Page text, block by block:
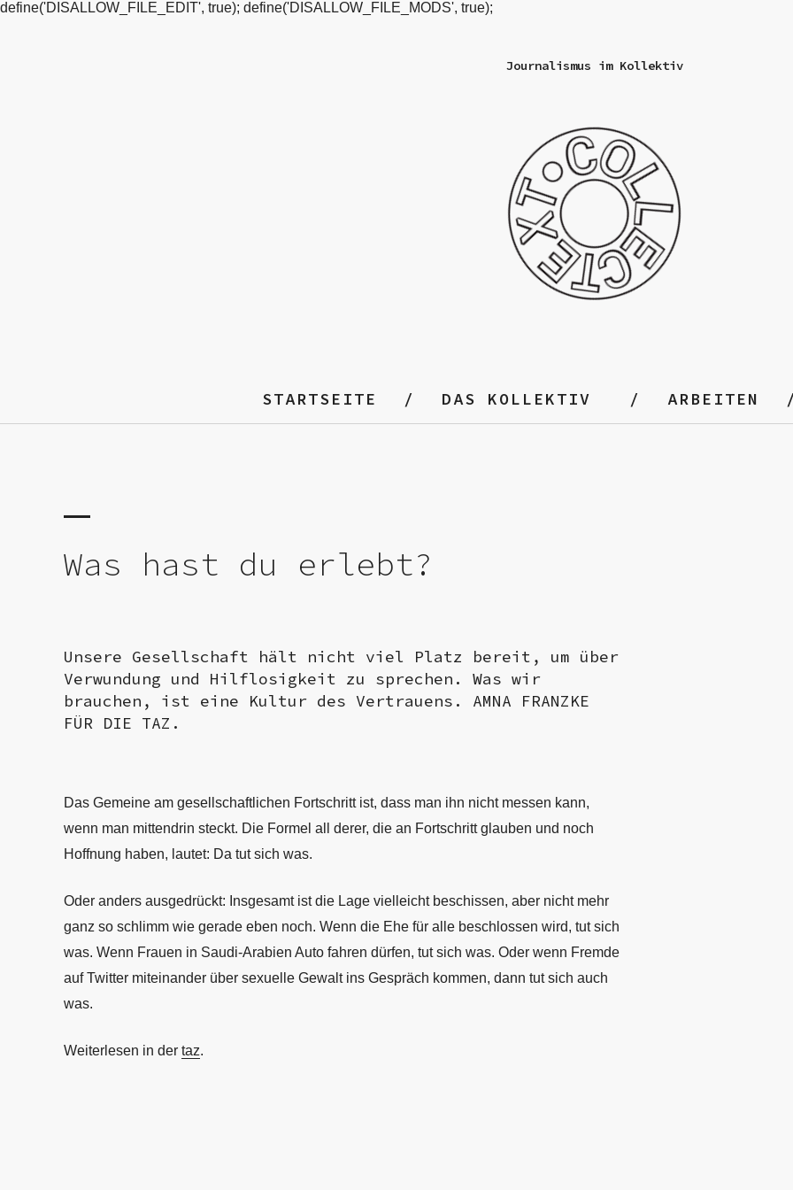
define('DISALLOW_FILE_EDIT', true); define('DISALLOW_FILE_MODS', true);
Journalismus im Kollektiv
STARTSEITE DAS KOLLEKTIV ARBEITEN
Was hast du erlebt?
Unsere Gesellschaft hält nicht viel Platz bereit, um über
Verwundung und Hilflosigkeit zu sprechen. Was wir
brauchen, ist eine Kultur des Vertrauens . AMNA FRANZKE
FÜR DIE TAZ.
Das Gemeine am gesellschaftlichen Fortschritt ist, dass man ihn nicht messen kann,
wenn man mittendrin steckt. Die Formel all derer, die an Fortschritt glauben und noch
Hoffnung haben, lautet: Da tut sich was.
Oder anders ausgedrückt: Insgesamt ist die Lage vielleicht beschissen, aber nicht mehr
ganz so schlimm wie gerade eben noch. Wenn die Ehe für alle beschlossen wird, tut sich
was. Wenn Frauen in Saudi-Arabien Auto fahren dürfen, tut sich was. Oder wenn Fremde
auf Twitter miteinander über sexuelle Gewalt ins Gespräch kommen, dann tut sich auch
was.
Weiterlesen in der taz.